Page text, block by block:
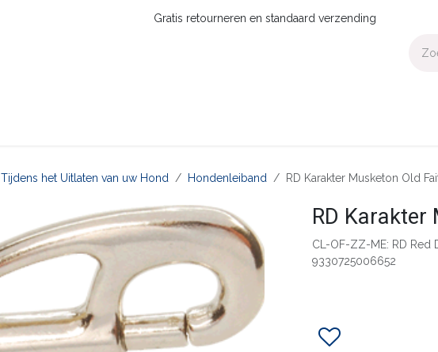
Gratis retourneren en standaard verzending
Tijdens het Uitlaten van uw Hond Hondenleiband RD Karakter Musketon Old
RD
CL-OF-ZZ-ME: RD Red
9330725006652